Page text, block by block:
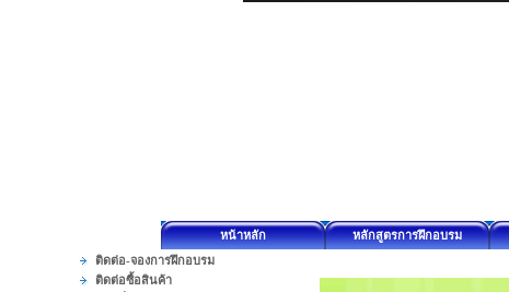
หน้าหลัก หลักสูตรการฝึกอบรม
ติดต่อ-จองการฝึกอบรม
ติดต่อซื้อสินค้า